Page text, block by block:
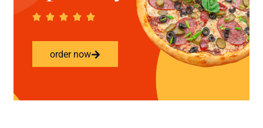
order now